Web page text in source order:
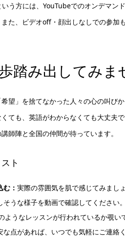
う方には、YouTubeでのオンデマ
た、ビデオoff・顔出しなしでの参
踏み出してみま
望」を捨てなかった人々の心の叫び
ても、英語がわからなくても大丈夫で
師陣と全国の仲間が待っています。
ト
む：実際の雰囲気を肌で感じてみましょ
うな様子を動画で確認してください。
ようなレッスンが行われているか覗い
な点があれば、いつでも気軽にご連絡く